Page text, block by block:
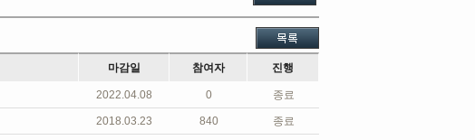
마감일 참여자 진행
2022.04.08 0 종료
2018.03.23 840 종료